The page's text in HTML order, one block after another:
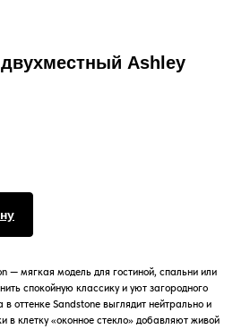
Ashley
— мягкая модель для гостиной, спальни или
спокойную классику и уют загородного
оттенке Sandstone выглядит нейтрально и
в клетку «оконное стекло» добавляют живой